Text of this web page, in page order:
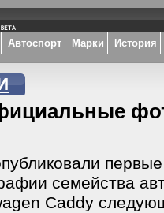
Автоспорт Марки История
семейства
Caddy